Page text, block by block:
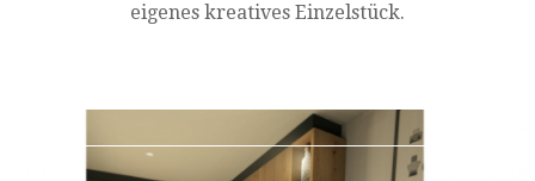
eigenes kreatives Einzelstück.